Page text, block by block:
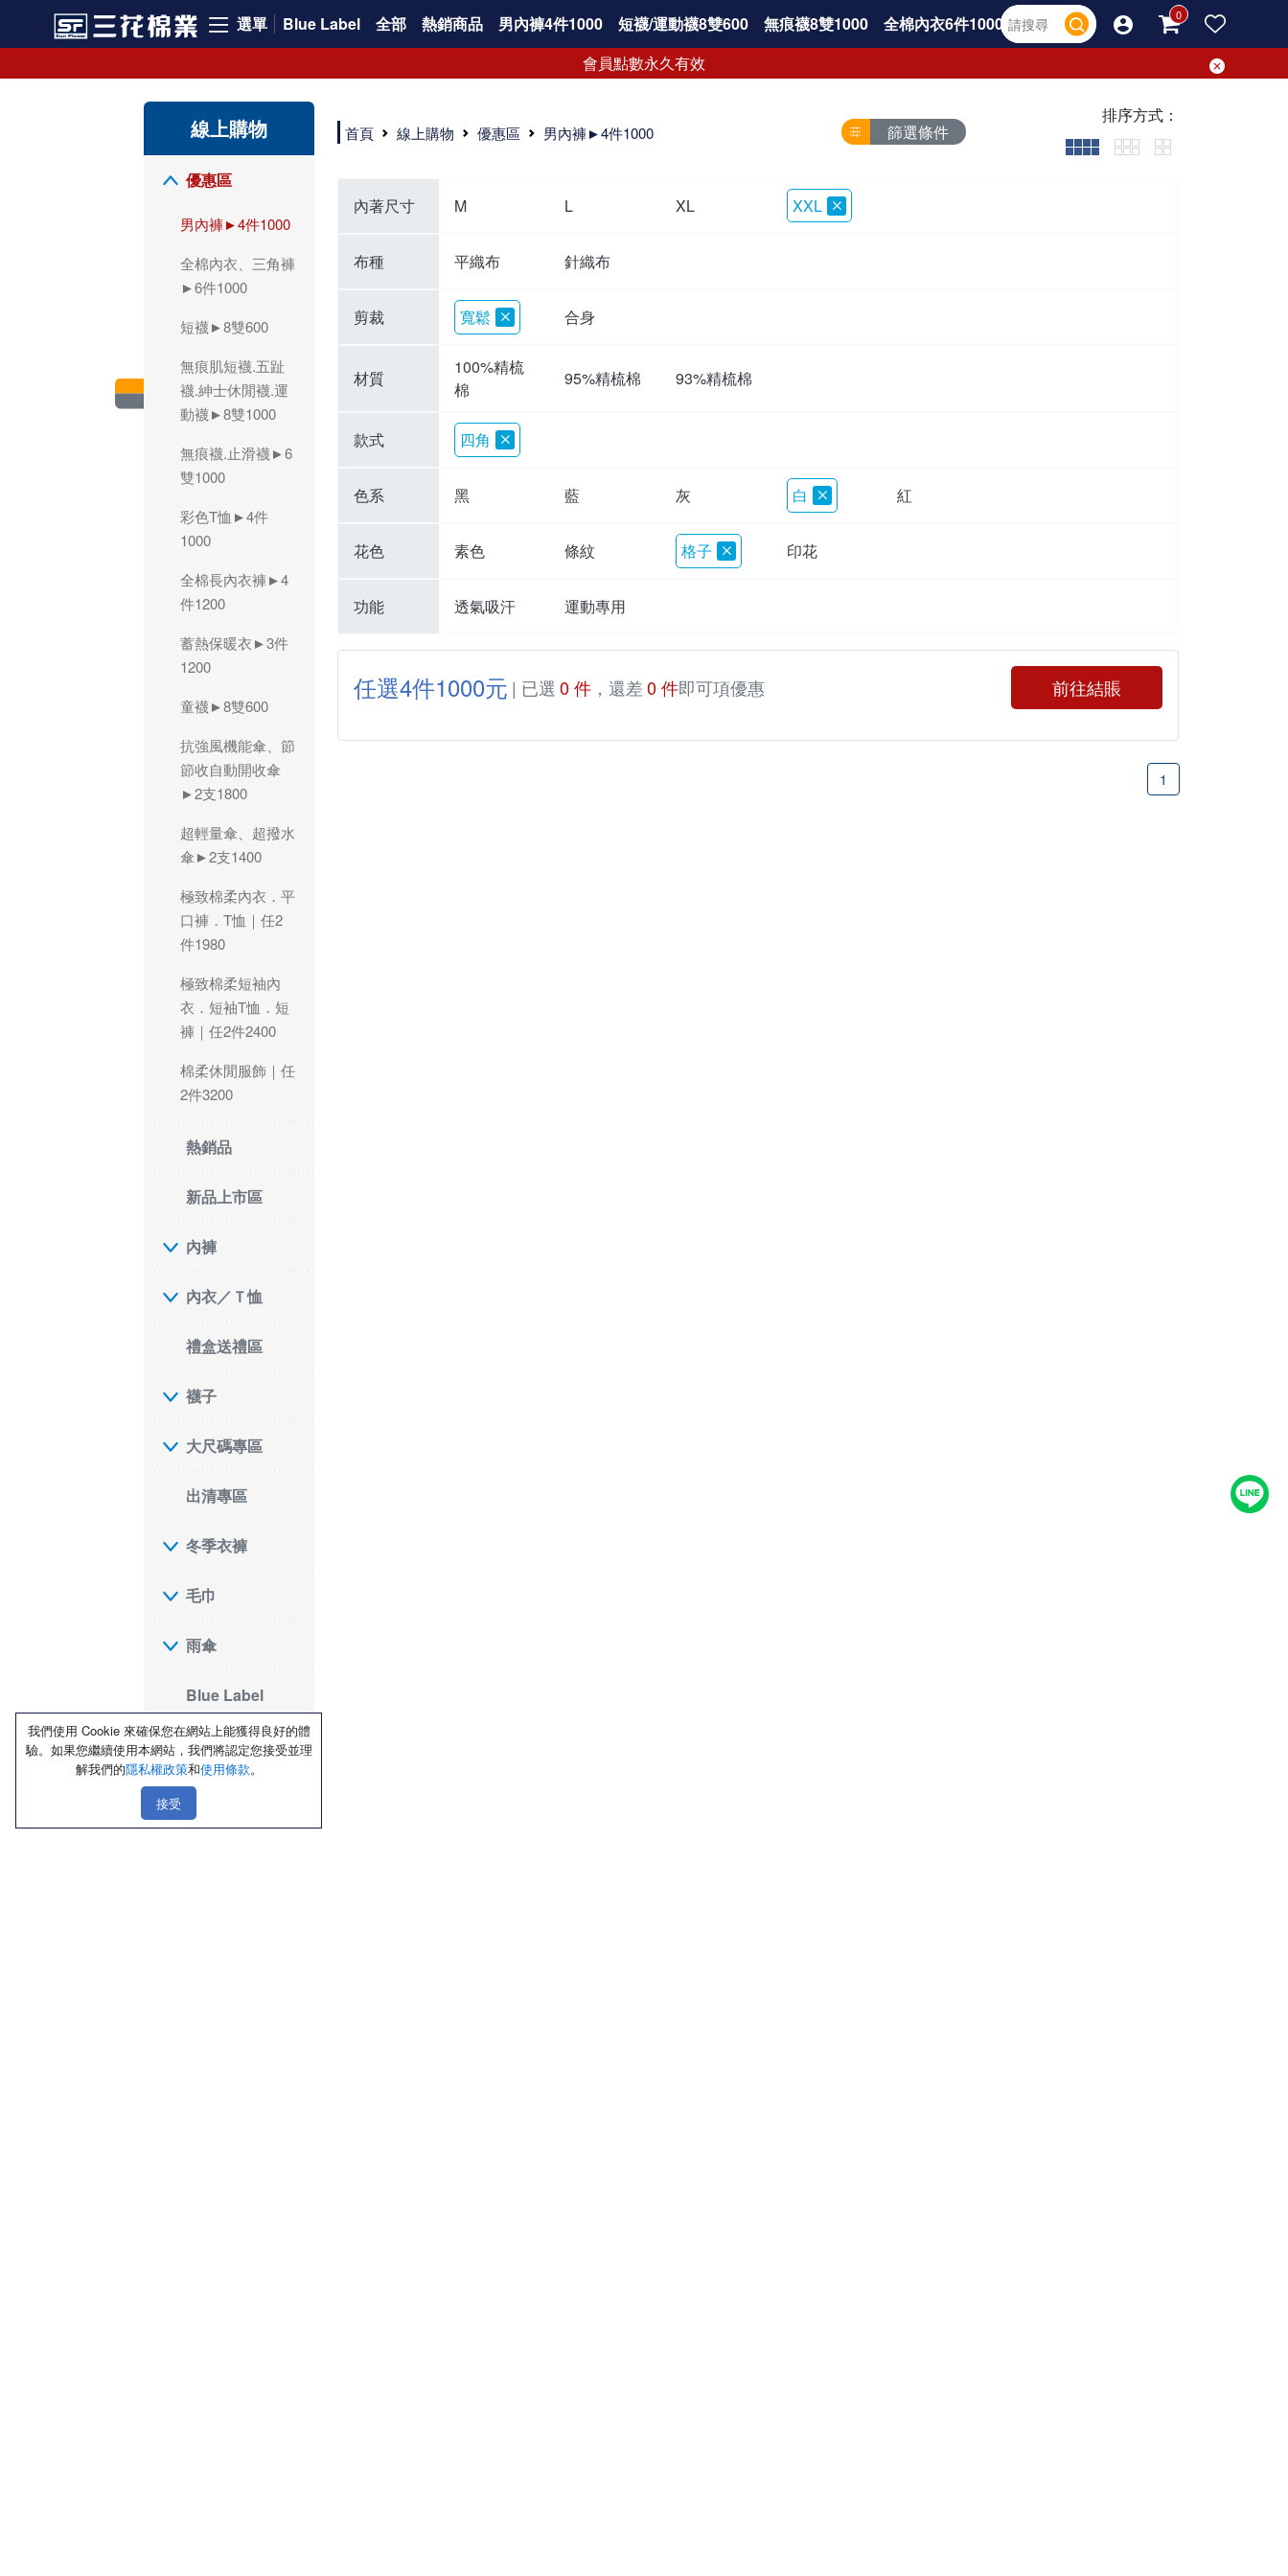
選單 Blue Label 全部 熱銷商品 男內褲4件1000 短襪/運動襪8雙600 無痕襪8雙1000
全棉內衣6件1000
會員點數永久有效
線上購物
優惠區
男內褲►4件1000
全棉內衣、三角褲
►6件1000
短襪►8雙600
無痕肌短襪.五趾
襪.紳士休閒襪.運
動襪►8雙1000
無痕襪.止滑襪►6
雙1000
彩色T恤►4件
1000
全棉長內衣褲►4
件1200
蓄熱保暖衣►3件
1200
童襪►8雙600
抗強風機能傘、節
節收自動開收傘
►2支1800
超輕量傘、超撥水
傘►2支1400
極致棉柔內衣．平
口褲．T恤｜任2
件1980
極致棉柔短袖內
衣．短袖T恤．短
褲｜任2件2400
棉柔休閒服飾｜任
2件3200
熱銷品
新品上市區
內褲
內衣／Ｔ恤
禮盒送禮區
襪子
大尺碼專區
出清專區
冬季衣褲
毛巾
雨傘
Blue Label
三花男內褲是男生首選品牌，適合休閒與運動。彈性好，人體工學剪裁，立體效果佳，舒適感大提升，魅力指數破表！
市佔率高達50年！三花專注設計，提升舒適與耐用，針對亞洲男性剪裁，大動作不卡襠。
三花男內褲採用優質棉料製成，褲身擁有超過千個散熱孔，吸汗透氣，柔順舒適，解決一般男內褲的悶熱問題。針對亞洲男性體型的立體剪裁設計，告別卡襠煩惱，自如大動作。三花男內褲市佔率高，專注製造與開發超過50年，提升舒適度與耐用性，深受網友推崇。五片式剪裁設計，適合各種身形及風格，給予肌膚前所未有的透氣舒適體驗。
【心情閒聊】男內褲的一些小心得?! 身為一名廣告代理商的社群小編，每次接到新客戶都需做好充足的產業功課，以免在撰寫廣告時顯得膚淺。美妝和流行服飾的客戶總讓我感到一點小確幸，因為可以搶先試用到新產品，或請客戶幫忙以員工價購買商品，讓人有中獎的小喜悅。 這次的客戶卻是-男內褲! 男內褲! 男內褲! 由於是第一次接觸這類產品，所以特地重複三次來表達內心的震驚。因為獨處時間較長，對於男內褲的研究多少有些害羞。因而硬著頭皮買了好幾件男內褲進行研究。 家裡沒有兄弟，也沒有可以直接聊男內褲的男性朋友，自己去買男內褲真的需要一些勇氣。我感謝現在的高科技網購，讓我不用親自到店面盯著男內褲看，也能輕鬆購買到不同種類的男內褲，真是感恩網路! 在Google搜尋 ""男內褲""，瞬間出現許多品牌，男內褲的世界真是博大精深呢。我開始扮演男內褲研究生，對男內褲進行分類：從長短、高低中腰到情趣男內褲，各式各樣應有盡有。好險此次的客戶是比較中規中矩的，情趣類的男內褲不在研究範圍，不然一直盯著穿內褲的模特兒看也太難為情了。 男內褲的設計功能其實不亞於女生內衣。由於男生身體結構的關係，需要更細心的設計。市面上較大的品牌有老牌的三花、三槍、宜而爽等，還有大手筆請代言人的CK、PLAYBOY等品牌。要選男內褲，實在需要下些功夫。 我將男內褲分為兩個面向：花色和功能設計。選擇男內褲的花色非常重要，因為能看出個人的品味和對內外搭配的重視程度。宅男們穿著50歲阿伯的花色內褲，或是穿白褲子搭配大黑色內褲，都是不OK的搭配。 功能設計則是對重要部位的保?。為了確保舒適性，有的內褲設計了開襟方便上廁所，有的設計了專屬囊袋固定，更有五片立體剪裁，或者強調視覺效果的內褲。這些設計不僅滿足基本的生理需求，更進階到心靈上的滿足。 以往從未想過要認真研究男內褲，直到這次工作的契機才真正了解男內褲的繁複。男內褲花色多樣，研究起來花費了不少時間。與男內褲客戶窗口交流，我這個女專案可能會有一段尷尬期，希望自己討論時不會笑場。雖然我無法真正體驗男內褲的全部功能，但透過揣測和客戶專業的回答，依然探詢到了許多有趣的現象。 某些網友反應某些國外品牌的男內褲不好穿，可能因為這些品牌是按照西方身材比例製造，不太適合台灣男性。同樣的現象也出現在女性內衣上，所以選擇適合自己的內褲才是最重要的。 以上只是我的心情抒發，沒有針對任何一家男內褲品牌，歡迎更多對男內褲有興趣的朋友加入研究行列！"
首頁 線上購物 優惠區 男內褲►4件1000 篩選條件
排序方式：
內著尺寸 M L XL XXL
布種 平織布 針織布
剪裁 寬鬆 合身
材質
100%精梳
棉
95%精梳棉 93%精梳棉
款式 四角
色系 黑 藍 灰 白 紅
花色 素色 條紋 格子 印花
功能 透氣吸汗 運動專用
任選4件1000元 | 已選 0 件，還差0 件即可項優惠 前往結賬
1
我們使用 Cookie 來確保您在網站上能獲得良好的體
驗。如果您繼續使用本網站，我們將認定您接受並理
解我們的隱私權政策和使用條款。
接受